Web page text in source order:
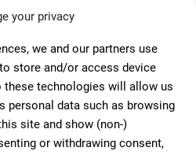
your privacy
we and our partners use
store and/or access device
technologies will allow us
personal data such as browsing
site and show (non-)
or withdrawing consent,
de todo, y los cursos de
son muy chulos. Además, en el
incluyen el esmaltado y horneado
100% recomendado!